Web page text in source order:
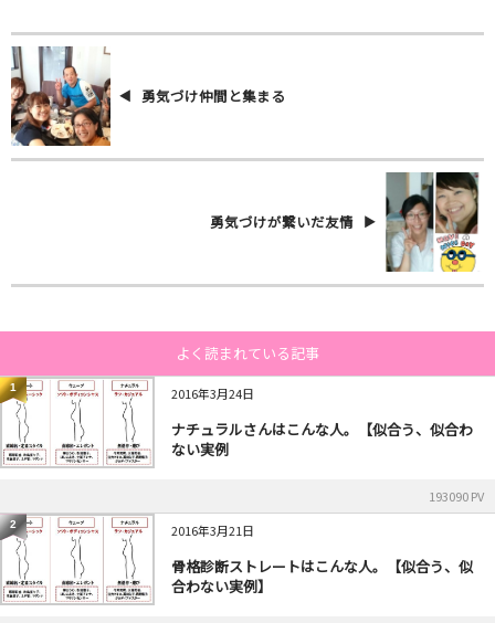
勇気づけ仲間と集まる
勇気づけが繋いだ友情
よく読まれている記事
1 2016年3月24日
ナチュラルさんはこんな人。【似合う、似合わ
ない実例
193090 PV
2 2016年3月21日
骨格診断ストレートはこんな人。【似合う、似
合わない実例】